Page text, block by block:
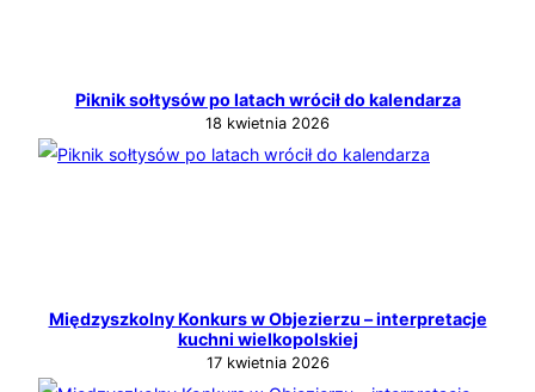
Piknik sołtysów po latach wrócił do kalendarza
18 kwietnia 2026
Międzyszkolny Konkurs w Objezierzu – interpretacje
kuchni wielkopolskiej
17 kwietnia 2026